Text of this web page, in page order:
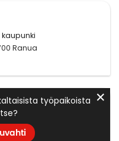
Ranua
työpaikoista ✕